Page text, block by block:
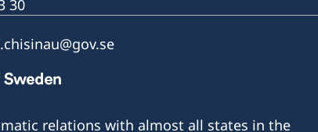
30
relations with almost all states in the